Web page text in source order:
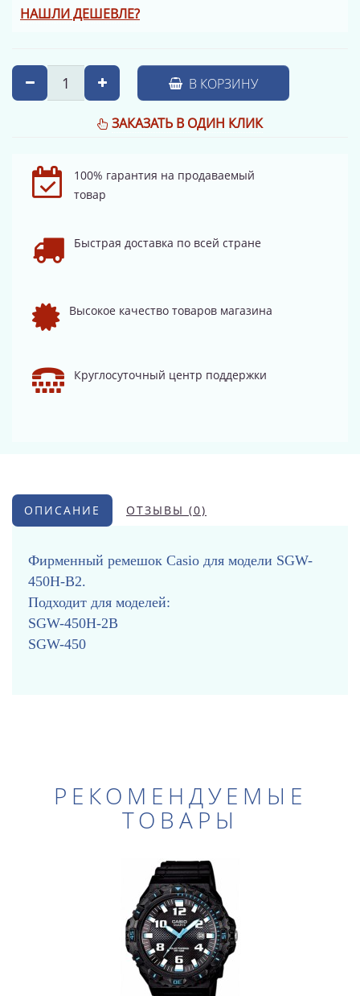
НАШЛИ ДЕШЕВЛЕ?
В КОРЗИНУ
ЗАКАЗАТЬ В ОДИН КЛИК
100% гарантия на продаваемый
товар
Быстрая доставка по всей стране
Высокое качество товаров магазина
Круглосуточный центр поддержки
ОПИСАНИЕ ОТЗЫВЫ (0)
Фирменный ремешок Casio для модели SGW-
450H-B2.
Подходит для моделей:
SGW-450H-2B
SGW-450
РЕКОМЕНДУЕМЫЕ
ТОВАРЫ